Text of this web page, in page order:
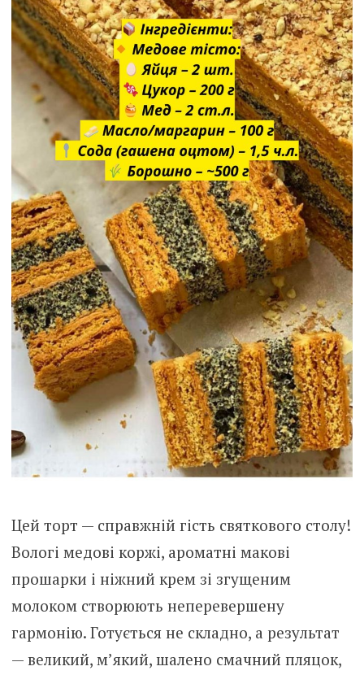
Цей торт — справжній гість святкового столу!
Вологі медові коржі, ароматні макові
прошарки і ніжний крем зі згущеним
молоком створюють неперевершену
гармонію. Готується не складно, а результат
— великий, м’який, шалено смачний пляцок,